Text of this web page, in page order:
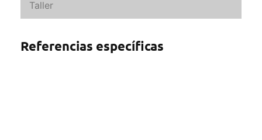
Taller
Referencias específicas